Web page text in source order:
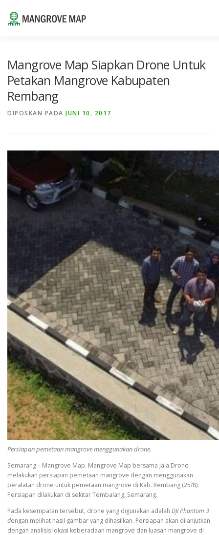
konten
HUBUNGI KAMI
Mangrove Map Siapkan Drone Untuk
Petakan Mangrove Kabupaten
Rembang
DIPOSKAN PADA JUNI 10, 2017
Persiapan pemetaan mangrove menggunakan drone.
Semarang – Mangrove Map. Mangrove Map bersama Jala Drone
melakukan persiapan pemetaan mangrove dengan menggunakan
peralatan drone untuk pemetaan mangrove di Kab. Rembang (25/8).
Persiapan dilakukan di sekitar Tembalang, Semarang.
Pada kesempatan tersebut, drone yang digunakan adalah DJI Phantom 3
dengan melihat hasil gambar yang dihasilkan. Persiapan akan dilanjutkan
dengan analisis lokasi keberadaan mangrove dan luasan mangrove di